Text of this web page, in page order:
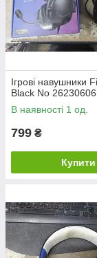
Ігрові навушники
Black No 26230606
В наявності 1 од.
799 ₴
Купити